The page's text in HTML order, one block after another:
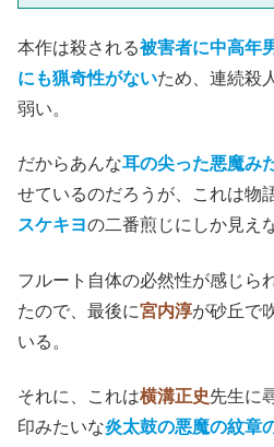
本作は殺される被害者に中高年
にも猟奇性がないため、連続殺
弱い。
だからあんな耳の尖った悪魔み
せているのだろうが、これは物
スケキヨの二番煎じにしか見え
フルート自体の必然性が感じら
たので、最後に宮内淳が砂丘で
いる。
それに、これは横溝正史先生に
印みたいな炎太鼓の悪魔の紋章